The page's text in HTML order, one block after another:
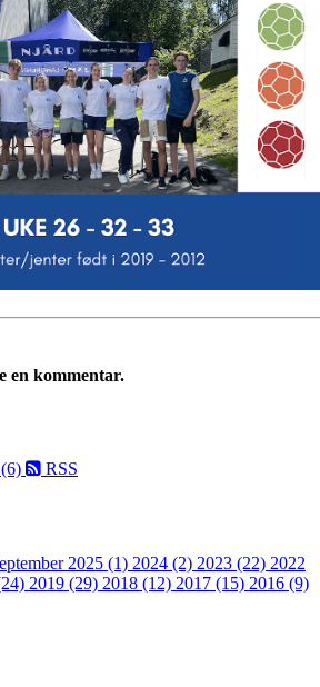
en kommentar.
RSS
2025 (1) 2024 (2) 2023 (22) 2022
2019 (29) 2018 (12) 2017 (15) 2016 (9)